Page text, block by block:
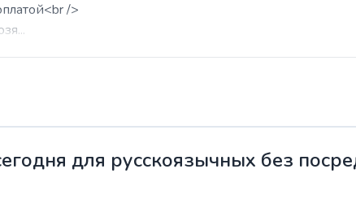
/>
для русскоязычных без